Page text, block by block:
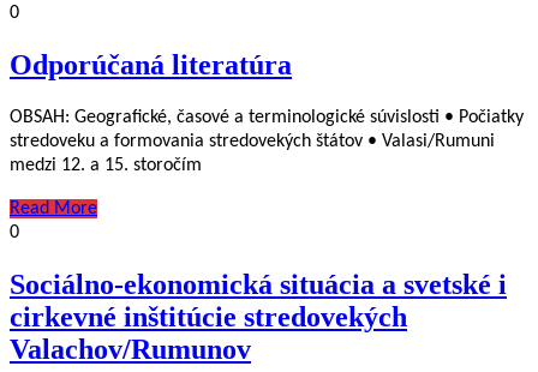
0
Odporúčaná literatúra
OBSAH: Geografické, časové a terminologické súvislosti • Počiatky
stredoveku a formovania stredovekých štátov • Valasi/Rumuni
medzi 12. a 15. storočím
Read More
0
Sociálno-ekonomická situácia a svetské i
cirkevné inštitúcie stredovekých
Valachov/Rumunov